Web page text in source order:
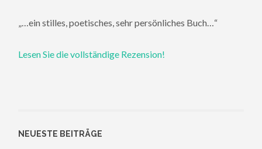
„…ein stilles, poetisches, sehr persönliches Buch…“
Lesen Sie die vollständige Rezension!
NEUESTE BEITRÄGE